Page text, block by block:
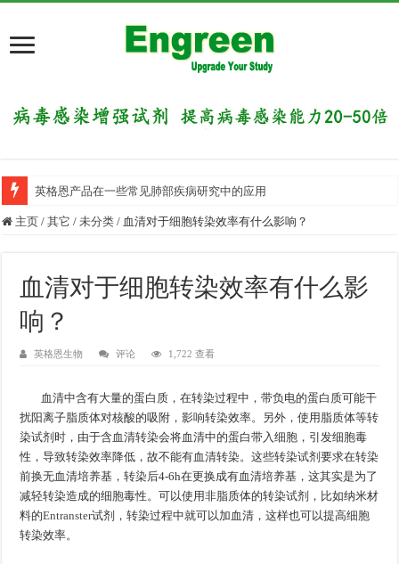
英格恩产品在一些常见肺部疾病研究中的应用
主页 / 其它 / 未分类 / 血清对于细胞转染效率有什么影响？
血清对于细胞转染效率有什么影
响？
英格恩生物 评论 1,722 查看
血清中含有大量的蛋白质，在转染过程中，带负电的蛋白质可能干
扰阳离子脂质体对核酸的吸附，影响转染效率。另外，使用脂质体等转
染试剂时，由于含血清转染会将血清中的蛋白带入细胞，引发细胞毒
性，导致转染效率降低，故不能有血清转染。这些转染试剂要求在转染
前换无血清培养基，转染后4-6h在更换成有血清培养基，这其实是为了
减轻转染造成的细胞毒性。可以使用非脂质体的转染试剂，比如纳米材
料的Entranster试剂，转染过程中就可以加血清，这样也可以提高细胞
转染效率。